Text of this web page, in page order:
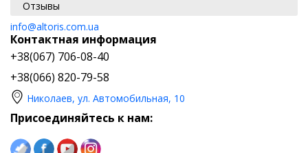
Отзывы
info@altoris.com.ua
Контактная информация
+38(067) 706-08-40
+38(066) 820-79-58
Николаев, ул. Автомобильная, 10
Присоединяйтесь к нам: